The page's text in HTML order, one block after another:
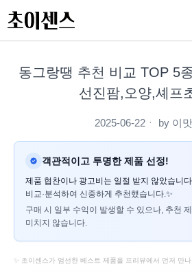
동그랑땡 추천 비교 TOP 5
선진팜,오양,셰프
2025-06-22ㆍ by 이
객관적이고 투명한 제품 선정!
제품 협찬이나 광고비는 일절 받지 않았습니
비교·분석하여 신중하게 추천했습니다.✨
구매 시 일부 수익이 발생할 수 있으나, 추천
미치지 않습니다.
✨ 초이센스가 엄선한 베스트 제품을 프리뷰에서 먼저 만